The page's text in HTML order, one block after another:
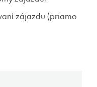
zájazdu (priamo